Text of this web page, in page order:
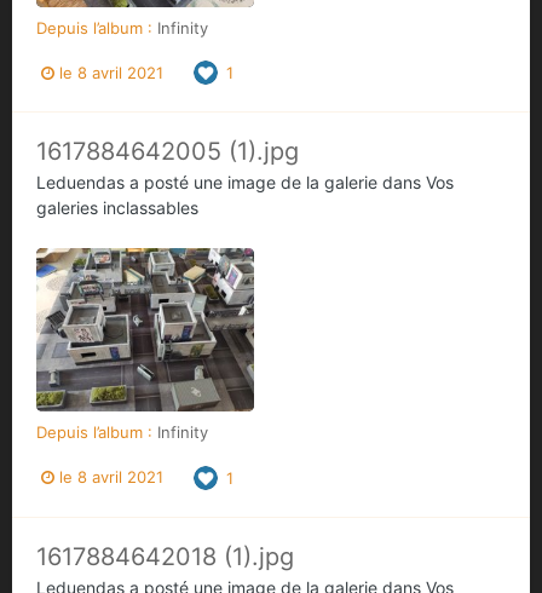
Depuis l’album : Infinity
le 8 avril 2021 1
1617884642005 (1).jpg
Leduendas a posté une image de la galerie dans Vos
galeries inclassables
Depuis l’album : Infinity
le 8 avril 2021 1
1617884642018 (1).jpg
Leduendas a posté une image de la galerie dans Vos